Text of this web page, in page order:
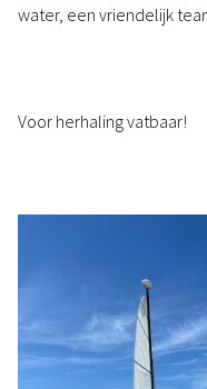
water, een vriendelijk
Voor herhaling vatbaar!